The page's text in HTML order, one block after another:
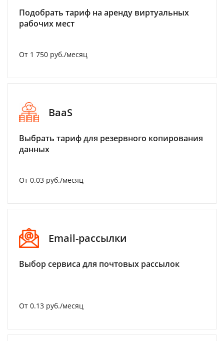
Подобрать тариф на аренду виртуальных
рабочих мест
От 1 750 руб./месяц
BaaS
Выбрать тариф для резервного копирования
данных
От 0.03 руб./месяц
Email-рассылки
Выбор сервиса для почтовых рассылок
От 0.13 руб./месяц